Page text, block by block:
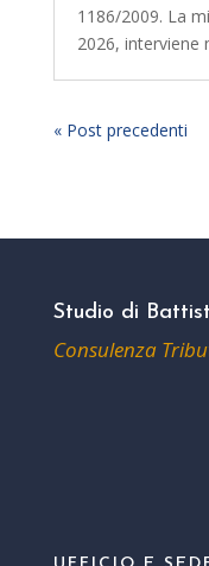
1186/2009. La
2026, interviene
« Post precedenti
Studio di
Consulenza